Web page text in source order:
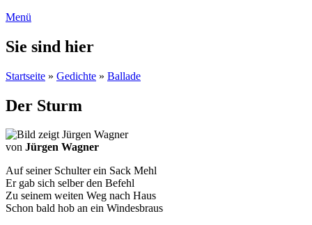
Menü
Sie sind hier
Startseite » Gedichte » Ballade
Der Sturm
von Jürgen Wagner
Auf seiner Schulter ein Sack Mehl
Er gab sich selber den Befehl
Zu seinem weiten Weg nach Haus
Schon bald hob an ein Windesbraus